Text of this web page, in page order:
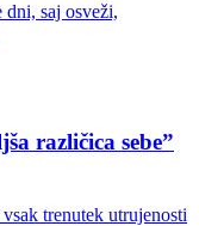
saj osveži,
različica sebe”
trenutek utrujenosti